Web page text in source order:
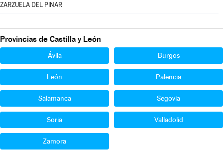
ZARZUELA DEL PINAR
Provincias de Castilla y León
Ávila Burgos
León Palencia
Salamanca Segovia
Soria Valladolid
Zamora